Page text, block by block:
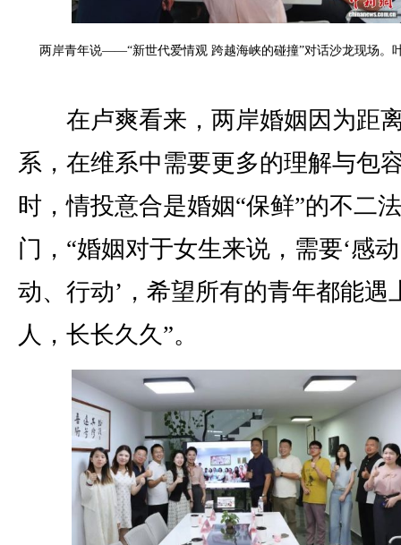
两岸青年说——“新世代爱情观 跨越海峡的碰撞”对话沙龙现场。
在卢爽看来，两岸婚姻因为距
系，在维系中需要更多的理解与包
时，情投意合是婚姻“保鲜”的不二法
门，“婚姻对于女生来说，需要‘感
动、行动’，希望所有的青年都能遇
人，长长久久”。